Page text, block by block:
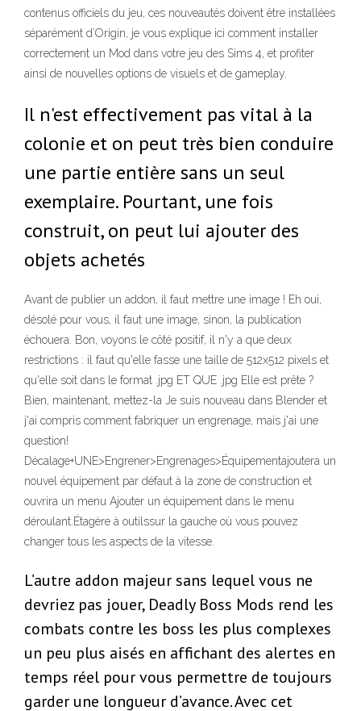
contenus officiels du jeu, ces nouveautés doivent être installées
séparément d’Origin, je vous explique ici comment installer
correctement un Mod dans votre jeu des Sims 4, et profiter
ainsi de nouvelles options de visuels et de gameplay.
Il n'est effectivement pas vital à la
colonie et on peut très bien conduire
une partie entière sans un seul
exemplaire. Pourtant, une fois
construit, on peut lui ajouter des
objets achetés
Avant de publier un addon, il faut mettre une image ! Eh oui,
désolé pour vous, il faut une image, sinon, la publication
échouera. Bon, voyons le côté positif, il n'y a que deux
restrictions : il faut qu'elle fasse une taille de 512x512 pixels et
qu'elle soit dans le format .jpg ET QUE .jpg Elle est prête ?
Bien, maintenant, mettez-la Je suis nouveau dans Blender et
j'ai compris comment fabriquer un engrenage, mais j'ai une
question!
Décalage+UNE>Engrener>Engrenages>Équipementajoutera un
nouvel équipement par défaut à la zone de construction et
ouvrira un menu Ajouter un équipement dans le menu
déroulant.Étagère à outilssur la gauche où vous pouvez
changer tous les aspects de la vitesse.
L’autre addon majeur sans lequel vous ne
devriez pas jouer, Deadly Boss Mods rend les
combats contre les boss les plus complexes
un peu plus aisés en affichant des alertes en
temps réel pour vous permettre de toujours
garder une longueur d’avance. Avec cet